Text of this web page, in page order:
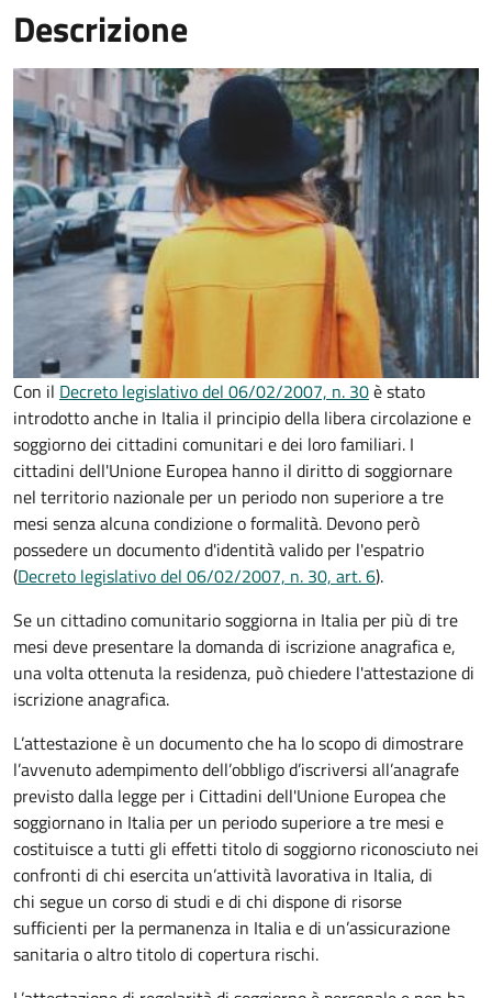
Descrizione
Con il Decreto legislativo del 06/02/2007, n. 30è stato
introdotto anche in Italia il principio della libera circolazione e
soggiorno dei cittadini comunitari e dei loro familiari. I
cittadini dell'Unione Europea hanno il diritto di soggiornare
nel territorio nazionale per un periodo non superiore a tre
mesi senza alcuna condizione o formalità. Devono però
possedere un documento d'identità valido per l'espatrio
(Decreto legislativo del 06/02/2007, n. 30, art. 6).
Se un cittadino comunitario soggiorna in Italia per più di tre
mesi deve presentare la domanda di iscrizione anagrafica e,
una volta ottenuta la residenza, può chiedere l'attestazione di
iscrizione anagrafica.
L’attestazione è un documento che ha lo scopo di dimostrare
l’avvenuto adempimento dell’obbligo d’iscriversi all’anagrafe
previsto dalla legge per i Cittadini dell'Unione Europea che
soggiornano in Italia per un periodo superiore a tre mesi e
costituisce a tutti gli effetti titolo di soggiorno riconosciuto nei
confronti di chi esercita un’attività lavorativa in Italia, di
chi segue un corso di studi e di chi dispone di risorse
sufficienti per la permanenza in Italia e di un’assicurazione
sanitaria o altro titolo di copertura rischi.